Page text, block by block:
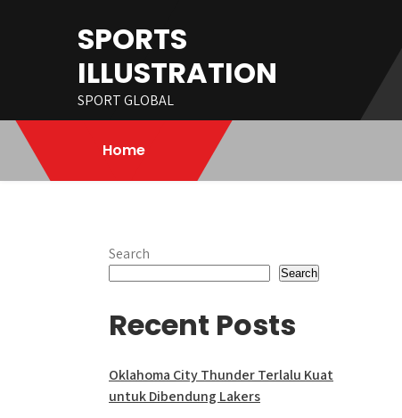
SPORTS
ILLUSTRATION
SPORT GLOBAL
Home
Search
Search
Recent Posts
Oklahoma City Thunder Terlalu Kuat
untuk Dibendung Lakers